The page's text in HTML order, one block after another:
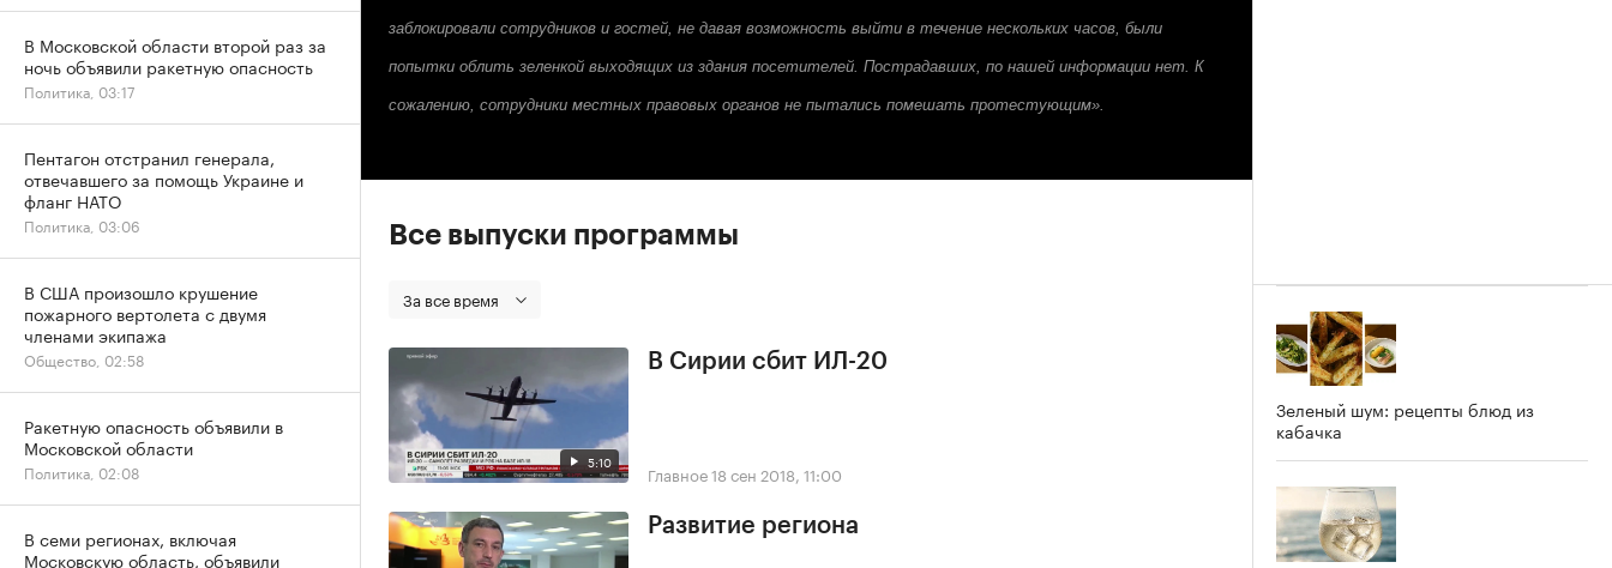
заблокировали сотрудников и гостей, не давая возможность выйти в течение нескольких часов, были
попытки облить зеленкой выходящих из здания посетителей. Пострадавших, по нашей информации нет. К
сожалению, сотрудники местных правовых органов не пытались помешать протестующим».
Все выпуски программы
За все время
5:10
В Сирии сбит ИЛ-20
Главное18 сен 2018, 11:00
Развитие региона
Зеленый шум: рецепты блюд из
кабачка
В Московской области второй раз за
ночь объявили ракетную опасность
Политика, 03:17
Пентагон отстранил генерала,
отвечавшего за помощь Украине и
фланг НАТО
Политика, 03:06
В США произошло крушение
пожарного вертолета с двумя
членами экипажа
Общество, 02:58
Ракетную опасность объявили в
Московской области
Политика, 02:08
В семи регионах, включая
Московскую область, объявили